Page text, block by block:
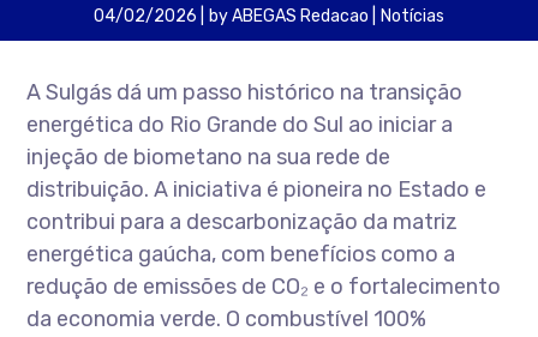
04/02/2026 byABEGAS Redacao Notícias
A Sulgás dá um passo histórico na transição
energética do Rio Grande do Sul ao iniciar a
injeção de biometano na sua rede de
distribuição. A iniciativa é pioneira no Estado e
contribui para a descarbonização da matriz
energética gaúcha, com benefícios como a
redução de emissões de CO₂ e o fortalecimento
da economia verde. O combustível 100%